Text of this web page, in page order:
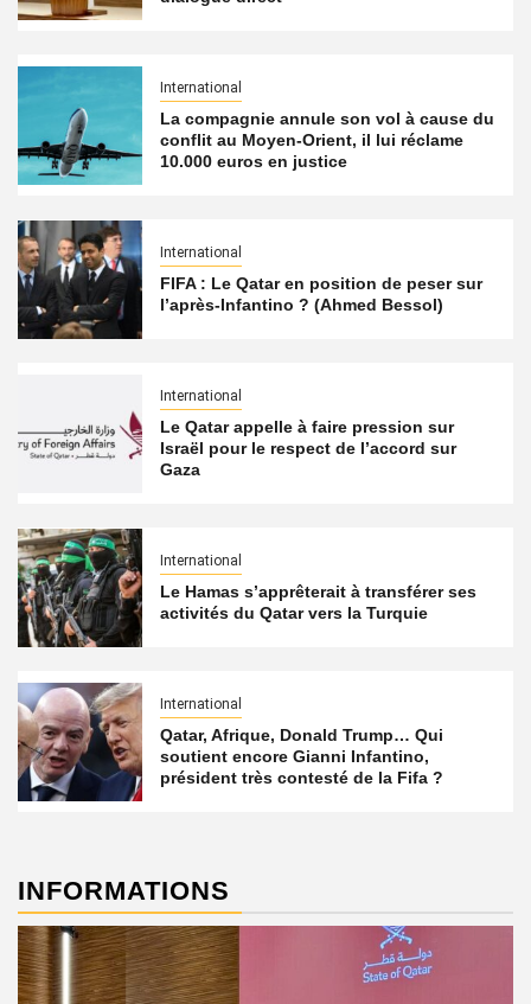
International
La compagnie annule son vol à cause du
conflit au Moyen-Orient, il lui réclame
10.000 euros en justice
International
FIFA : Le Qatar en position de peser sur
l’après-Infantino ? (Ahmed Bessol)
International
Le Qatar appelle à faire pression sur
Israël pour le respect de l’accord sur
Gaza
International
Le Hamas s’apprêterait à transférer ses
activités du Qatar vers la Turquie
International
Qatar, Afrique, Donald Trump… Qui
soutient encore Gianni Infantino,
président très contesté de la Fifa ?
INFORMATIONS